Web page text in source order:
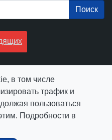
в том числе
трафик и
пользоваться
Подробности в